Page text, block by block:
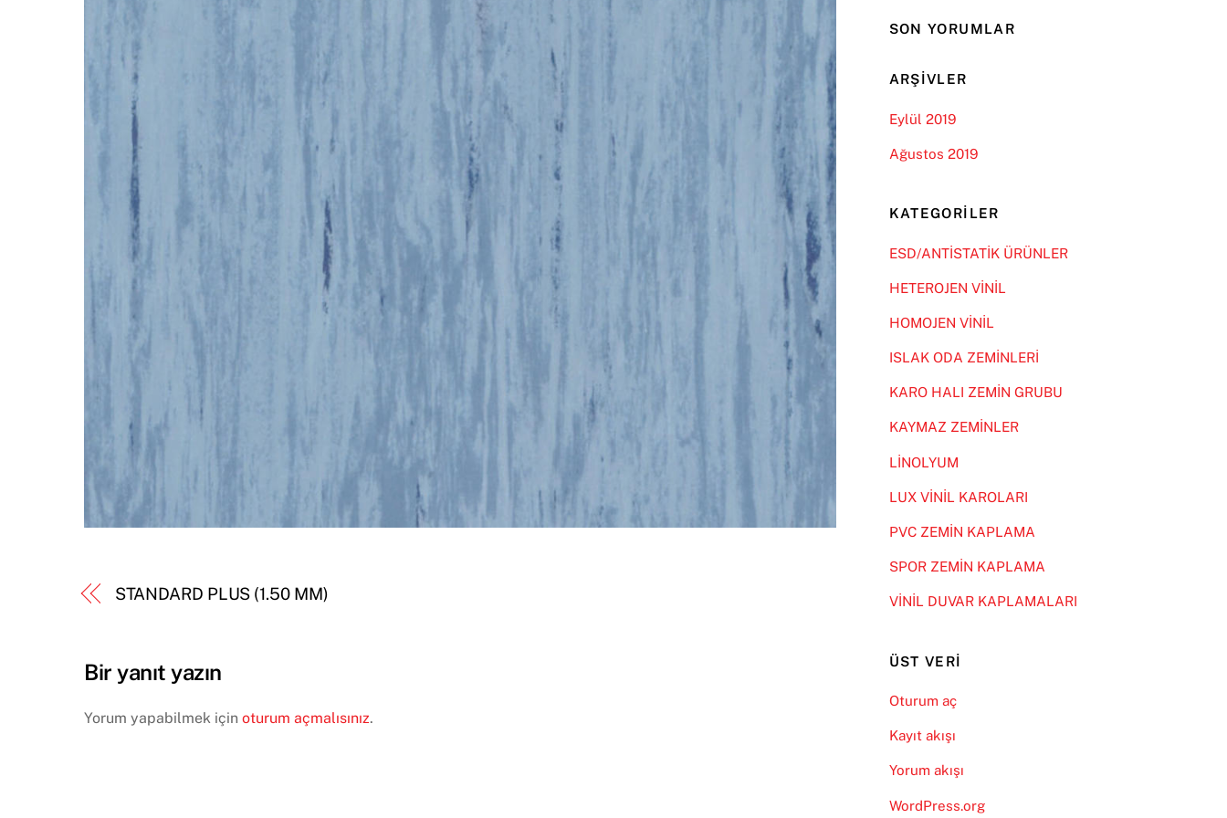
STANDARD PLUS (1.50 MM)
Bir yanıt yazın
Yorum yapabilmek için oturum açmalısınız.
SON YORUMLAR
ARŞIVLER
Eylül 2019
Ağustos 2019
KATEGORILER
ESD/ANTİSTATİK ÜRÜNLER
HETEROJEN VİNİL
HOMOJEN VİNİL
ISLAK ODA ZEMİNLERİ
KARO HALI ZEMİN GRUBU
KAYMAZ ZEMİNLER
LİNOLYUM
LUX VİNİL KAROLARI
PVC ZEMİN KAPLAMA
SPOR ZEMİN KAPLAMA
VİNİL DUVAR KAPLAMALARI
ÜST VERI
Oturum aç
Kayıt akışı
Yorum akışı
WordPress.org